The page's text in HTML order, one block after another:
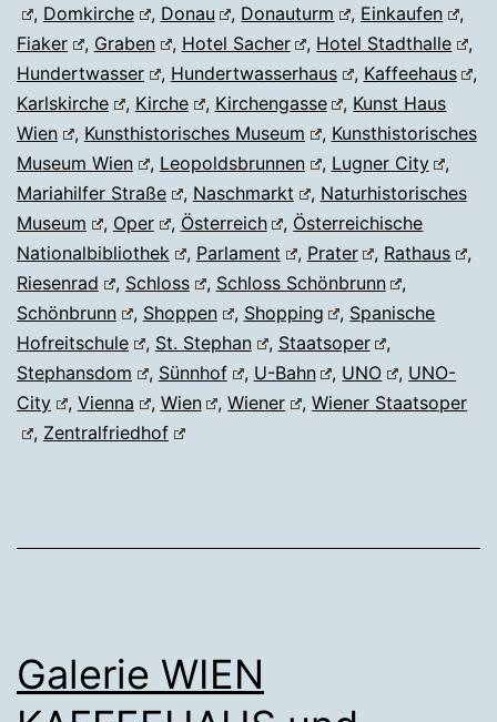
, Domkirche , Donau , Donauturm , Einkaufen
,
Fiaker
, Graben , Hotel Sacher , Hotel Stadthalle
,
Hundertwasser
, Hundertwasserhaus , Kaffeehaus
,
Karlskirche
, Kirche , Kirchengasse , Kunst Haus
Wien
, Kunsthistorisches Museum , Kunsthistorisches
Museum Wien
, Leopoldsbrunnen , Lugner City
,
Mariahilfer Straße
, Naschmarkt , Naturhistorisches
Museum
, Oper , Österreich , Österreichische
Nationalbibliothek
, Parlament , Prater , Rathaus
,
Riesenrad
, Schloss , Schloss Schönbrunn
,
Schönbrunn
, Shoppen , Shopping , Spanische
Hofreitschule
, St. Stephan , Staatsoper
,
Stephansdom
, Sünnhof , U-Bahn , UNO , UNO-
City
, Vienna , Wien ,Wiener ,Wiener Staatsoper
, Zentralfriedhof
Galerie WIEN